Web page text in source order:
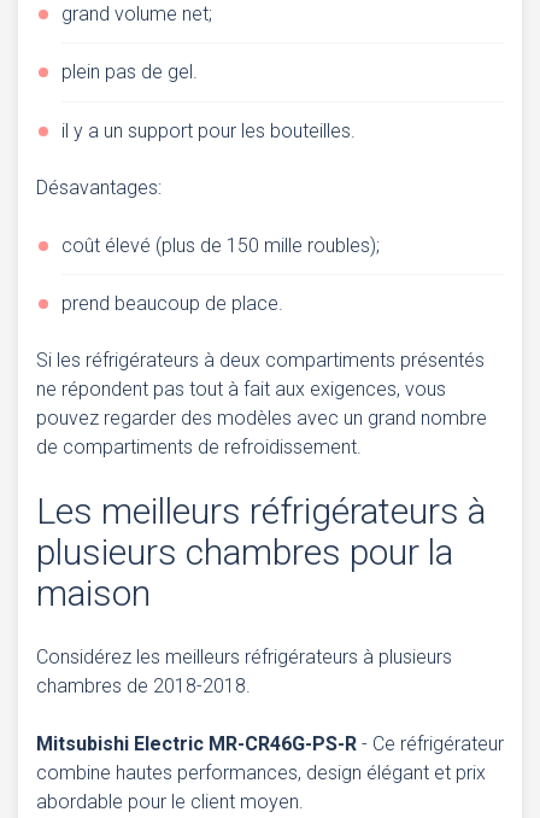
grand volume net;
plein pas de gel.
il y a un support pour les bouteilles.
Désavantages:
coût élevé (plus de 150 mille roubles);
prend beaucoup de place.
Si les réfrigérateurs à deux compartiments présentés
ne répondent pas tout à fait aux exigences, vous
pouvez regarder des modèles avec un grand nombre
de compartiments de refroidissement.
Les meilleurs réfrigérateurs à
plusieurs chambres pour la
maison
Considérez les meilleurs réfrigérateurs à plusieurs
chambres de 2018-2018.
Mitsubishi Electric MR-CR46G-PS-R - Ce réfrigérateur
combine hautes performances, design élégant et prix
abordable pour le client moyen.